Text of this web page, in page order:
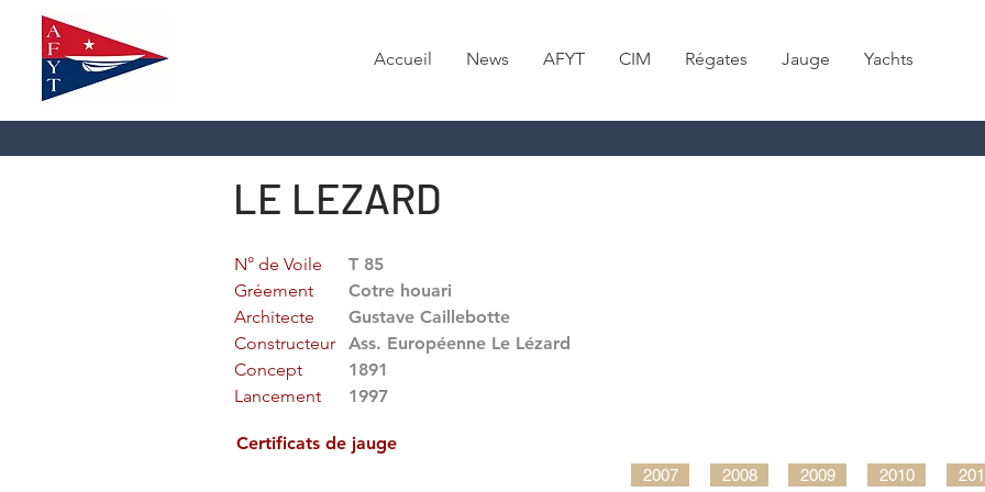
Accueil News AFYT CIM Régates Jauge Yachts
LE LEZARD
N° de Voile
T 85
Gréement
Cotre houari
Architecte
Gustave Caillebotte
Constructeur
Ass. Européenne Le Lézard
Concept
1891
Lancement
1997
Certificats de jauge
2007 2008 2009 2010